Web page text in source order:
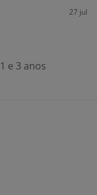
27 jul
e 3 anos